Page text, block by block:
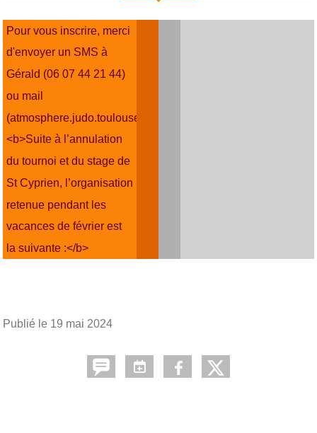
Pour vous inscrire, merci
d'envoyer un SMS à
Gérald (06 07 44 21 44)
ou mail
(atmosphere.judo.toulouse@gmail.com).
<b>Suite à l’annulation
du tournoi et du stage de
St Cyprien, l’organisation
retenue pendant les
vacances de février est
la suivante :</b>
Publié le 19 mai 2024